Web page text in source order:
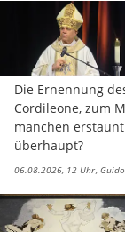
Die Ernennung
Cordileone, zum
manchen
überhaupt?
06.08.2026, 12 Uhr